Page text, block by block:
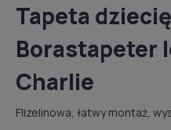
Tapeta
Borastapeter
Charlie
Flizelinowa, łatwy montaż,